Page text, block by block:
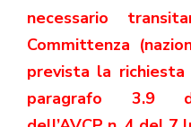
necessario
Committenza
prevista la richiesta
paragrafo 3.9